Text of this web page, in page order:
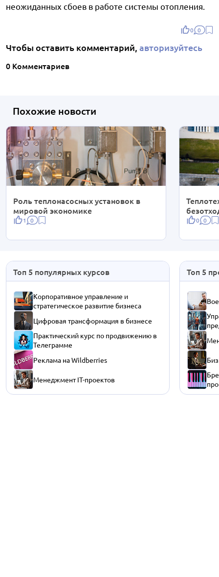
неожиданных сбоев в работе системы отопления.
0 0
Чтобы оставить комментарий, авторизуйтесь
0 Комментариев
Похожие новости
Роль теплонасосных установок в
мировой экономике
1 0 0 0
Топ 5 популярных курсов
Корпоративное управление и
стратегическое развитие бизнеса
Цифровая трансформация в бизнесе
Практический курс по продвижению в
Телеграмме
Реклама на Wildberries
Менеджмент IT-проектов
Топ 5